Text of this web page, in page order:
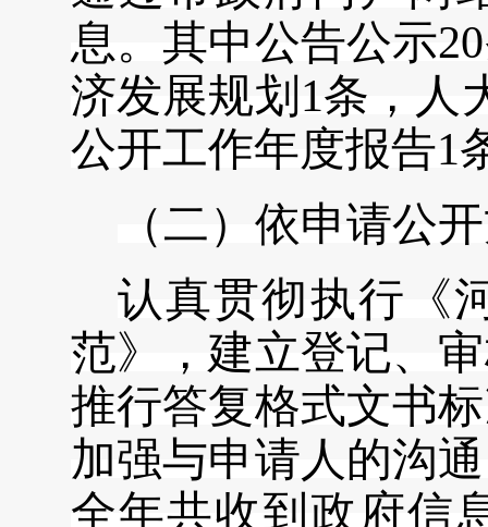
息。其中公告公示20
济发展规划1条，人
公开工作年度报告1
（二）依申请公
认真贯彻执行《
范》，建立登记、
推行答复格式文书
加强与申请人的沟
全年共收到政府信